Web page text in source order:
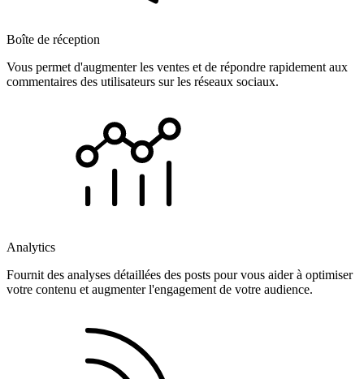
Boîte de réception
Vous permet d'augmenter les ventes et de répondre rapidement aux
commentaires des utilisateurs sur les réseaux sociaux.
Analytics
Fournit des analyses détaillées des posts pour vous aider à optimiser
votre contenu et augmenter l'engagement de votre audience.